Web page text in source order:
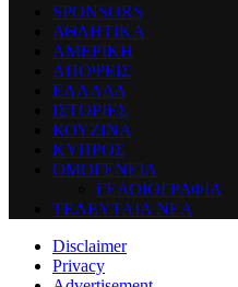
SPONSORS
ΑΘΛΗΤΙΚΑ
ΑΜΕΡΙΚΗ
ΑΠΟΨΕΙΣ
ΕΛΛΑΔΑ
ΙΣΤΟΡΙΕΣ
ΚΟΥΖΙΝΑ
ΚΥΠΡΟΣ
ΟΜΟΓΕΝΕΙΑ
ΓΕΛΟΙΟΓΡΑΦΙΑ
ΤΕΛΕΥΤΑΙΑ ΝΕΑ
Disclaimer
Privacy